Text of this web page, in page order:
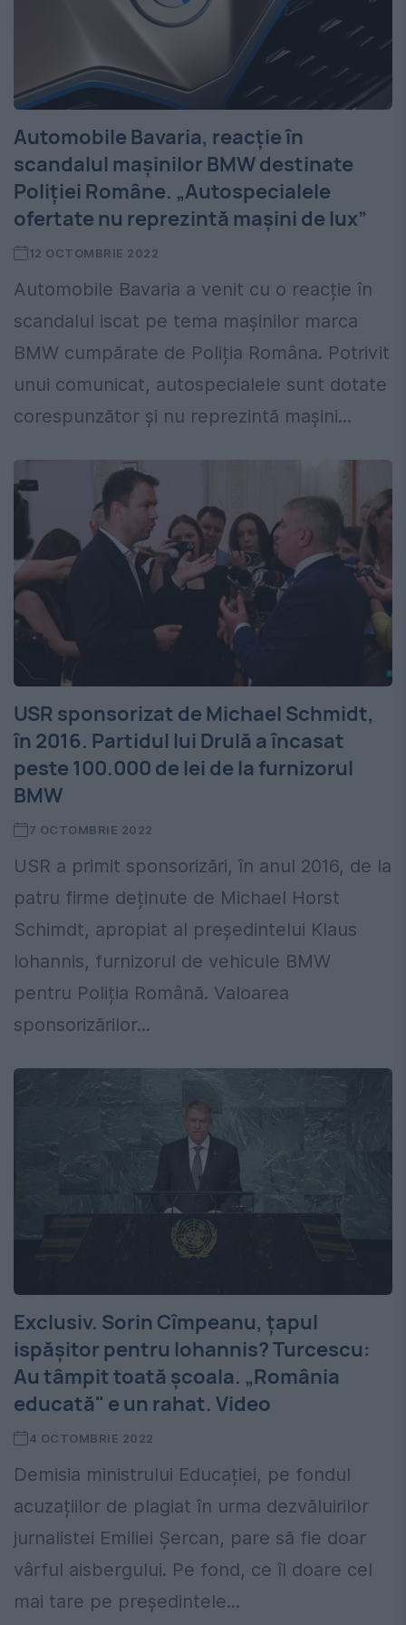
Automobile Bavaria, reacție în
scandalul mașinilor BMW destinate
Poliției Române. „Autospecialele
ofertate nu reprezintă mașini de lux”
12 OCTOMBRIE 2022
Automobile Bavaria a venit cu o reacție în
scandalul iscat pe tema mașinilor marca
BMW cumpărate de Poliția Româna. Potrivit
unui comunicat, autospecialele sunt dotate
corespunzător și nu reprezintă mașini...
USR sponsorizat de Michael Schmidt,
în 2016. Partidul lui Drulă a încasat
peste 100.000 de lei de la furnizorul
BMW
7 OCTOMBRIE 2022
USR a primit sponsorizări, în anul 2016, de la
patru firme deținute de Michael Horst
Schimdt, apropiat al președintelui Klaus
Iohannis, furnizorul de vehicule BMW
pentru Poliția Română. Valoarea
sponsorizărilor...
Exclusiv. Sorin Cîmpeanu, țapul
ispășitor pentru Iohannis? Turcescu:
Au tâmpit toată școala. „România
educată" e un rahat. Video
4 OCTOMBRIE 2022
Demisia ministrului Educației, pe fondul
acuzațiilor de plagiat în urma dezvăluirilor
jurnalistei Emiliei Șercan, pare să fie doar
vârful aisbergului. Pe fond, ce îl doare cel
mai tare pe președintele...